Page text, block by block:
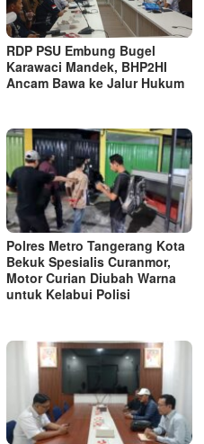
RDP PSU Embung Bugel
Karawaci Mandek, BHP2HI
Ancam Bawa ke Jalur Hukum
Polres Metro Tangerang Kota
Bekuk Spesialis Curanmor,
Motor Curian Diubah Warna
untuk Kelabui Polisi